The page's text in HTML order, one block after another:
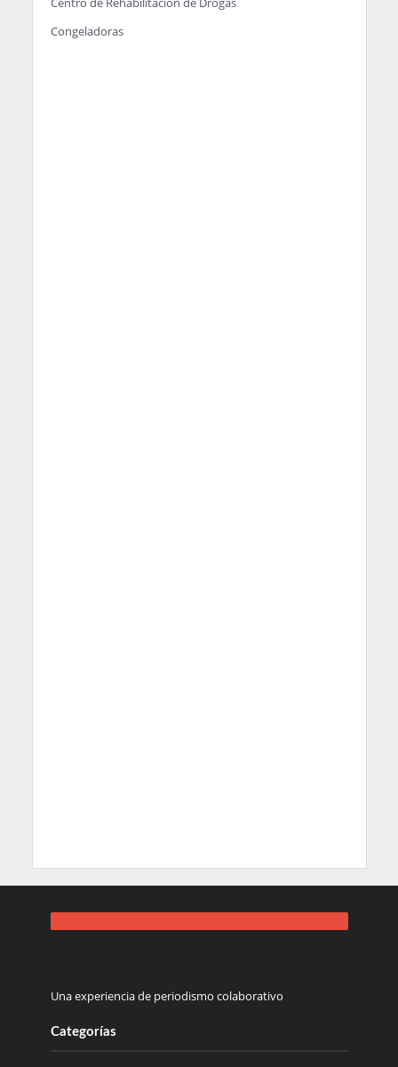
Congeladoras
Una experiencia de periodismo colaborativo
Categorías